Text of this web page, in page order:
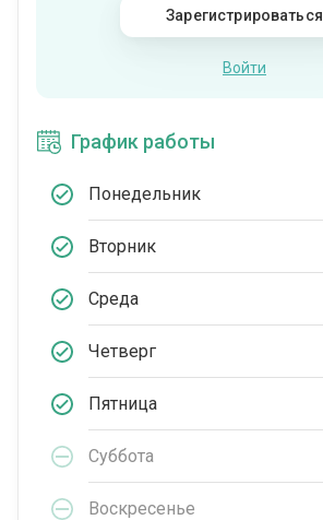
Зарегистрироваться
Войти
График работы
Понедельник
Вторник
Среда
Четверг
Пятница
Суббота
Воскресенье